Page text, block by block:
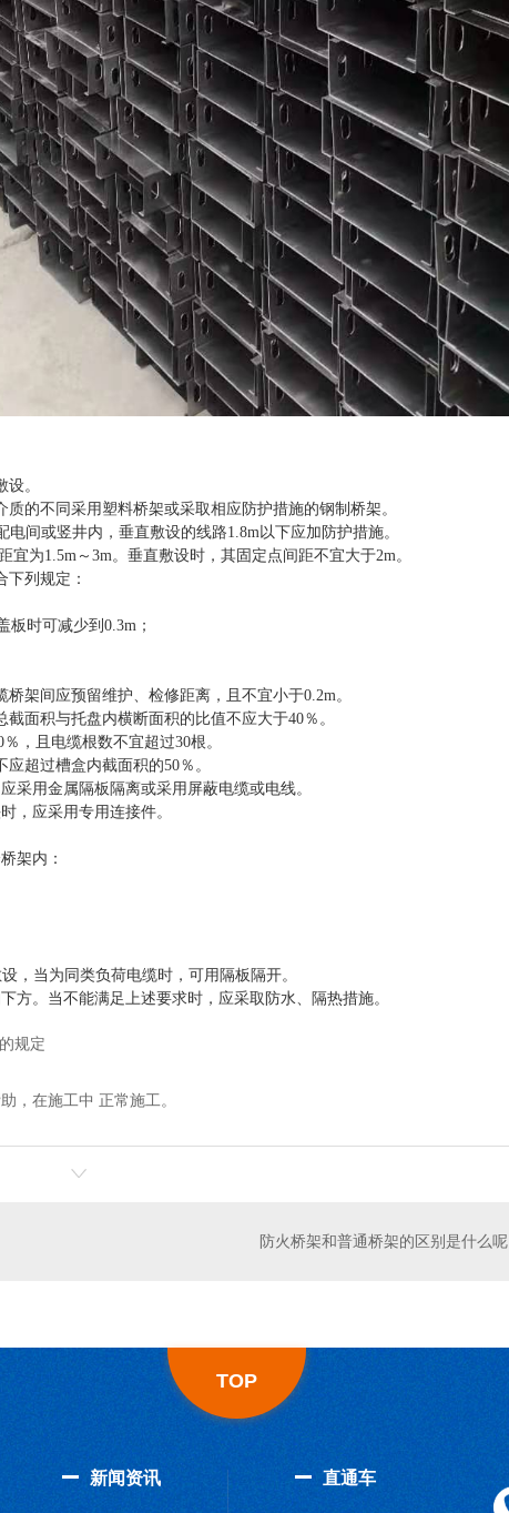
。
的不同采用塑料桥架或采取相应防护措施的钢制桥架。
间或竖井内，垂直敷设的线路1.8m以下应加防护措施。
为1.5m～3m。垂直敷设时，其固定点间距不宜大于2m。
列规定：
时可减少到0.3m；
架间应预留维护、检修距离，且不宜小于0.2m。
面积与托盘内横断面积的比值不应大于40％。
，且电缆根数不宜超过30根。
超过槽盒内截面积的50％。
采用金属隔板隔离或采用屏蔽电缆或电线。
，应采用专用连接件。
架内：
，当为同类负荷电缆时，可用隔板隔开。
方。当不能满足上述要求时，应采取防水、隔热措施。
规定
，在施工中 正常施工。
防火桥架和普通桥架的区别是什么呢
TOP
新闻资讯 直通车